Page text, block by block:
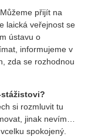
přijít na
laická veřejnost se
ústavu o
informujeme v
zda se rozhodnou
stážistovi?
si rozmluvit tu
jinak nevím…
spokojený.